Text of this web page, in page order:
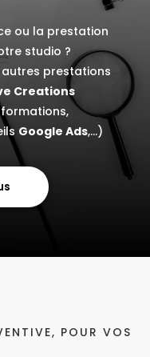
ou la prestation
studio ?
autres prestations
Creations
Google Ads,…)
POUR VOS